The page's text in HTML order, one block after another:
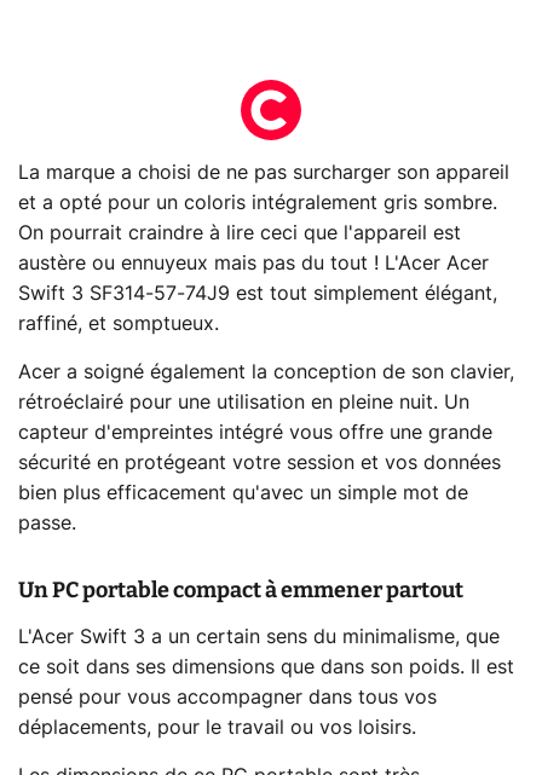
La marque a choisi de ne pas surcharger son appareil
et a opté pour un coloris intégralement gris sombre.
On pourrait craindre à lire ceci que l'appareil est
austère ou ennuyeux mais pas du tout ! L'Acer Acer
Swift 3 SF314-57-74J9 est tout simplement élégant,
raffiné, et somptueux.
Acer a soigné également la conception de son clavier,
rétroéclairé pour une utilisation en pleine nuit. Un
capteur d'empreintes intégré vous offre une grande
sécurité en protégeant votre session et vos données
bien plus efficacement qu'avec un simple mot de
passe.
Un PC portable compact à emmener partout
L'Acer Swift 3 a un certain sens du minimalisme, que
ce soit dans ses dimensions que dans son poids. Il est
pensé pour vous accompagner dans tous vos
déplacements, pour le travail ou vos loisirs.